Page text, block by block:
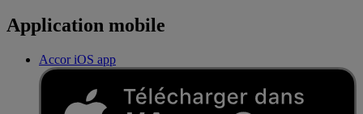
Application mobile
Accor iOS app